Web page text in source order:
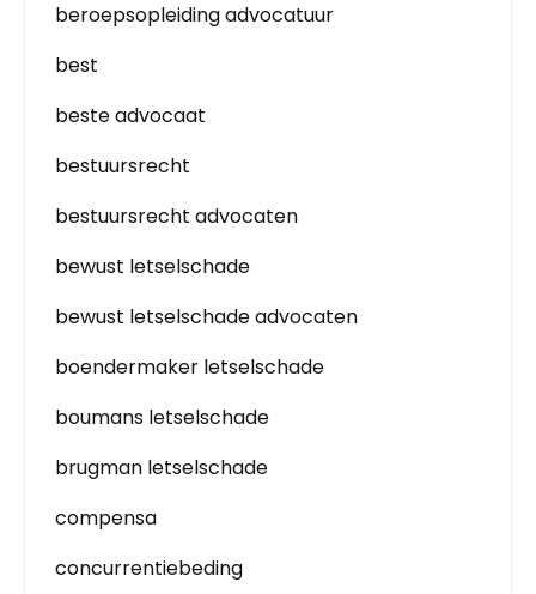
beroepsopleiding advocatuur
best
beste advocaat
bestuursrecht
bestuursrecht advocaten
bewust letselschade
bewust letselschade advocaten
boendermaker letselschade
boumans letselschade
brugman letselschade
compensa
concurrentiebeding